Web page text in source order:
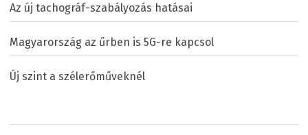
Az új tachográf-szabályozás hatásai
Magyarország az űrben is 5G-re kapcsol
Új szint a szélerőműveknél